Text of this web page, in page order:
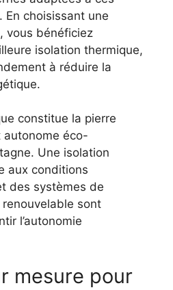
En choisissant une
vous bénéficiez
isolation thermique,
à réduire la
constitue la pierre
autonome éco-
Une isolation
aux conditions
des systèmes de
renouvelable sont
l’autonomie
mesure pour